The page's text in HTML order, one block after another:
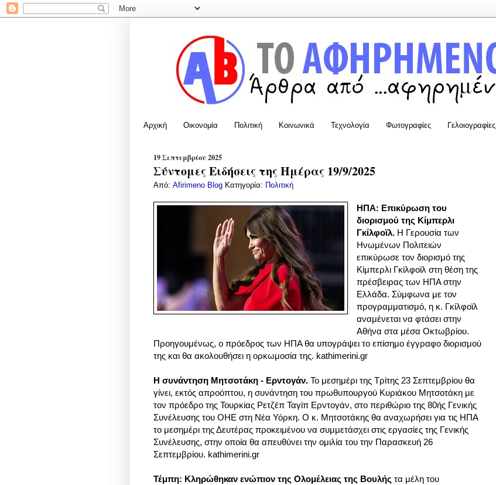
Αρχική Οικονομία Πολιτική Κοινωνικά Τεχνολογία Φωτογραφίες Γελοιογραφίες
19 Σεπτεμβρίου 2025
Σύντομες Ειδήσεις της Ημέρας 19/9/2025
Από: Afirimeno Blog Κατηγορία: Πολιτική
ΗΠΑ: Επικύρωση του
διορισμού της Κίμπερλι
Γκίλφοϊλ. Η Γερουσία των
Ηνωμένων Πολιτειών
επικύρωσε τον διορισμό της
Κίμπερλι Γκίλφοϊλ στη θέση της
πρέσβειρας των ΗΠΑ στην
Ελλάδα. Σύμφωνα με τον
προγραμματισμό, η κ. Γκίλφοϊλ
αναμένεται να φτάσει στην
Αθήνα στα μέσα Οκτωβρίου.
Προηγουμένως, ο πρόεδρος των ΗΠΑ θα υπογράψει το επίσημο έγγραφο διορισμού
της και θα ακολουθήσει η ορκωμοσία της. kathimerini.gr
Η συνάντηση Μητσοτάκη - Ερντογάν. Το μεσημέρι της Τρίτης 23 Σεπτεμβρίου θα
γίνει, εκτός απροόπτου, η συνάντηση του πρωθυπουργού Κυριάκου Μητσοτάκη με
τον πρόεδρο της Τουρκίας Ρετζέπ Ταγίπ Ερντογάν, στο περιθώριο της 80ής Γενικής
Συνέλευσης του ΟΗΕ στη Νέα Υόρκη. Ο κ. Μητσοτάκης θα αναχωρήσει για τις ΗΠΑ
το μεσημέρι της Δευτέρας προκειμένου να συμμετάσχει στις εργασίες της Γενικής
Συνέλευσης, στην οποία θα απευθύνει την ομιλία του την Παρασκευή 26
Σεπτεμβρίου. kathimerini.gr
Τέμπη: Κληρώθηκαν ενώπιον της Ολομέλειας της Βουλής τα μέλη του